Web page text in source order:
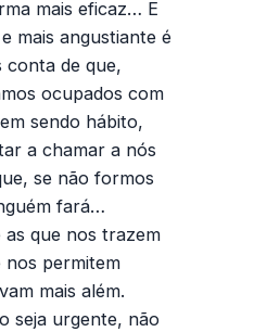
mais eficaz… E
mais angustiante é
conta de que,
ocupados com
sendo hábito,
a chamar a nós
se não formos
fará…
que nos trazem
nos permitem
mais além.
seja urgente, não